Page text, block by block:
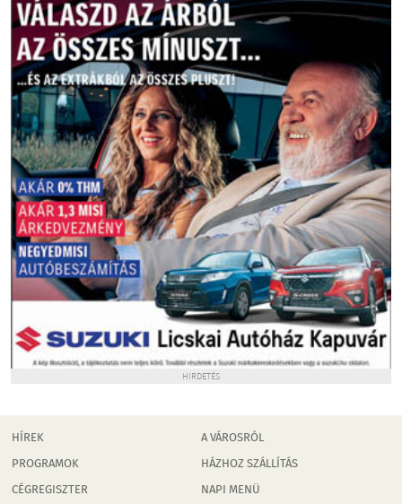
HIRDETÉS
HÍREK
PROGRAMOK
CÉGREGISZTER
A VÁROSRÓL
HÁZHOZ SZÁLLÍTÁS
NAPI MENÜ